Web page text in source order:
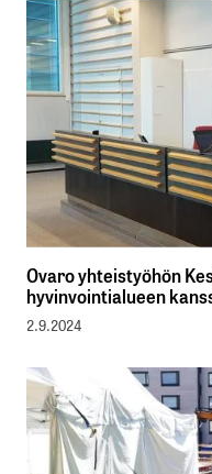
Ovaro yhteistyöhön
hyvinvointialueen
2.9.2024